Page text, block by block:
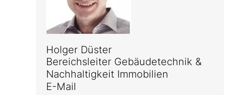
Holger Düster
Bereichsleiter Gebäudetechnik &
Nachhaltigkeit Immobilien
E-Mail